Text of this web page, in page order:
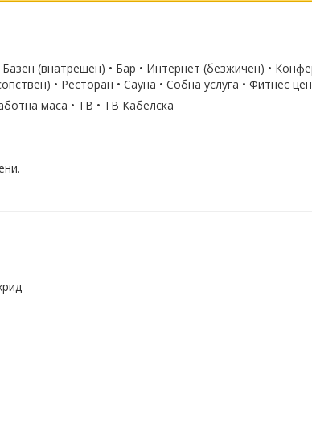
Базен (внатрешен) • Бар • Интернет (безжичен) •
• Ресторан • Сауна • Собна услуга • Фитнес
маса • ТВ • ТВ Кабелска